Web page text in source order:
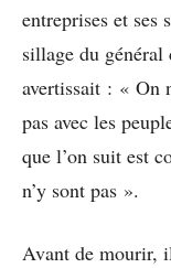
entreprises et ses
sillage du
avertissait : « On
pas avec les
que l’on suit est
n’y sont pas ».
Avant de mourir,